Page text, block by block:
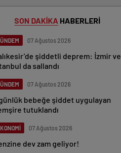
SON DAKİKA HABERLERİ
07 Ağustos 2026
şiddetli deprem: İzmir ve
da sallandı
07 Ağustos 2026
bebeğe şiddet uygulayan
tutuklandı
07 Ağustos 2026
dev zam geliyor!